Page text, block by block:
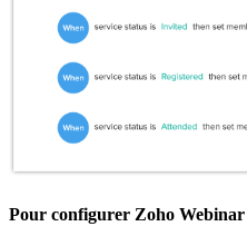
Pour configurer Zoho Webinar